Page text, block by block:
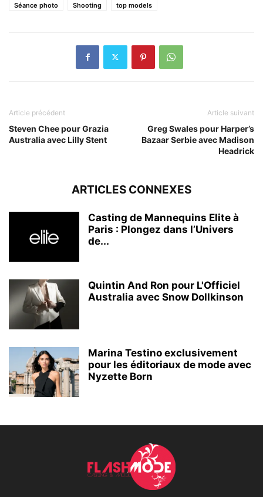
Séance photo
Shooting top models
Article précédent
Steven Chee pour Grazia
Australia avec Lilly Stent
Article suivant
Greg Swales pour Harper’s
Bazaar Serbie avec Madison
Headrick
ARTICLES CONNEXES
Casting de Mannequins Elite à
Paris : Plongez dans l’Univers
de...
Quintin And Ron pour L'Officiel
Australia avec Snow Dollkinson
Marina Testino exclusivement
pour les éditoriaux de mode avec
Nyzette Born